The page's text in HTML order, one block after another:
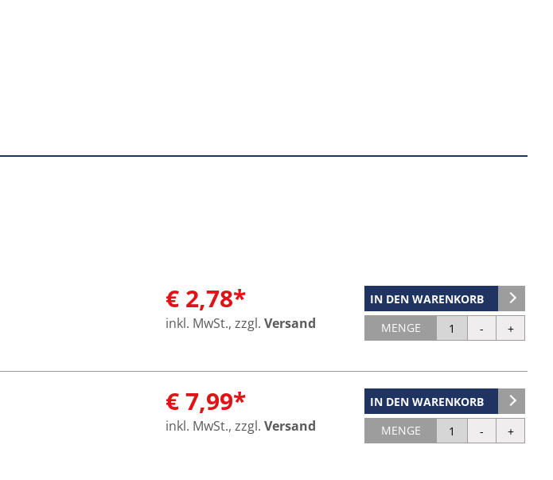
IN DEN WARENKORB
MENGE
€ 2,78*
inkl. MwSt., zzgl. Versand
IN DEN WARENKORB
MENGE
€ 7,99*
inkl. MwSt., zzgl. Versand